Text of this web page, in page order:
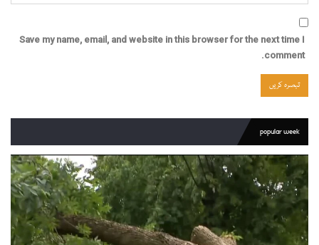
Save my name, email, and website in this browser for the next time I
comment.
popular week